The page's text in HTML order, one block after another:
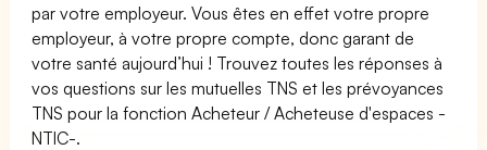
par votre employeur. Vous êtes en effet votre propre
employeur, à votre propre compte, donc garant de
votre santé aujourd’hui ! Trouvez toutes les réponses à
vos questions sur les mutuelles TNS et les prévoyances
TNS pour la fonction Acheteur / Acheteuse d'espaces -
NTIC-.